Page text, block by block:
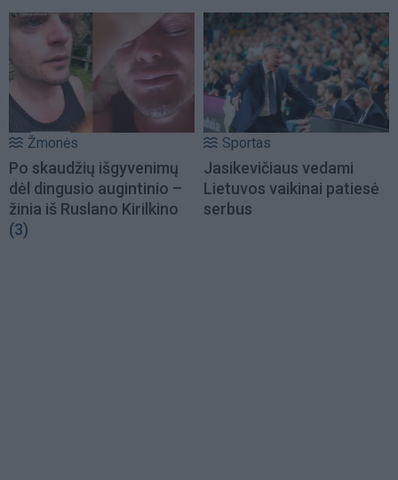
Žmonės
Po skaudžių išgyvenimų
dėl dingusio augintinio –
žinia iš Ruslano Kirilkino
(3)
Sportas
Jasikevičiaus vedami
Lietuvos vaikinai patiesė
serbus